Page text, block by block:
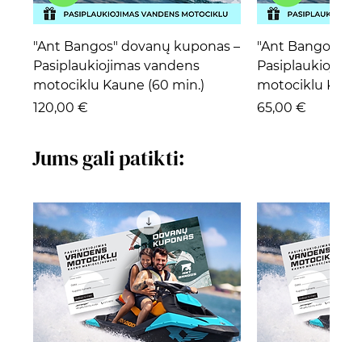
"Ant Bangos" dovanų kuponas –
Pasiplaukiojimas vandens
motociklu Kaune (60 min.)
Kaina
120,00 €
"Ant Bangos"
motociklu
Kaina
65,00 €
Jums gali patikti: